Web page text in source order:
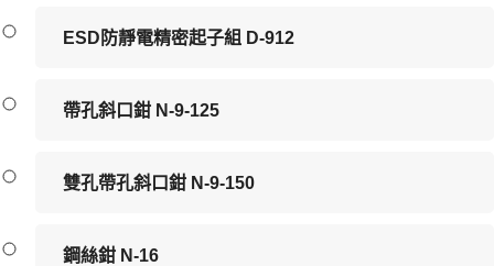
ESD防靜電精密起子組 D-912
帶孔斜口鉗 N-9-125
雙孔帶孔斜口鉗 N-9-150
鋼絲鉗 N-16